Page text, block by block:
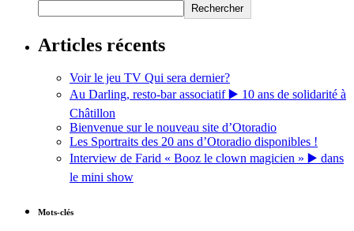
Rechercher
Articles récents
Voir le jeu TV Qui sera dernier?
Au Darling, resto-bar associatif ▶️ 10 ans de solidarité à
Châtillon
Bienvenue sur le nouveau site d’Otoradio
Les Sportraits des 20 ans d’Otoradio disponibles !
Interview de Farid « Booz le clown magicien » ▶️ dans
le mini show
Mots-clés